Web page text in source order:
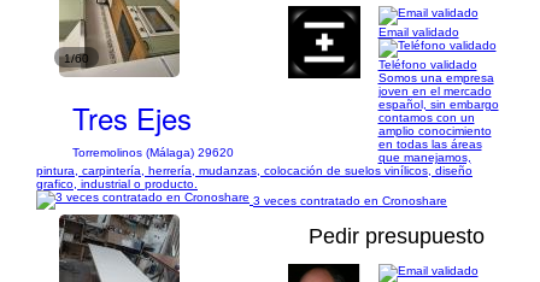
1/60
Tres Ejes
Torremolinos (Málaga) 29620
Email validado
Teléfono validado
Somos una empresa
joven en el mercado
español, sin embargo
contamos con un
amplio conocimiento
en todas las áreas
que manejamos,
pintura, carpintería, herrería, mudanzas, colocación de suelos vinílicos, diseño
grafico, industrial o producto.
3 veces contratado en Cronoshare
Pedir presupuesto